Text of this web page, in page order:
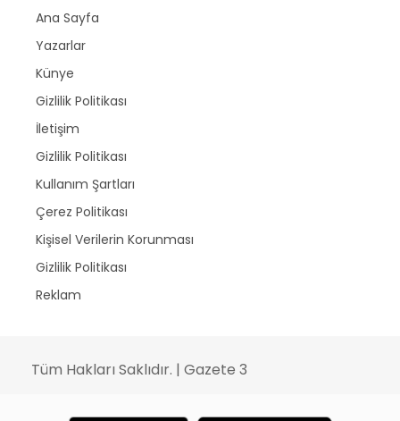
Ana Sayfa
Yazarlar
Künye
Gizlilik Politikası
İletişim
Gizlilik Politikası
Kullanım Şartları
Çerez Politikası
Kişisel Verilerin Korunması
Gizlilik Politikası
Reklam
Tüm Hakları Saklıdır. | Gazete 3